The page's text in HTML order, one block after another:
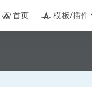
首页 模板/插件